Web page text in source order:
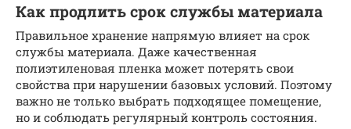
Как продлить срок службы материала
Правильное хранение напрямую влияет на срок
службы материала. Даже качественная
полиэтиленовая пленка может потерять свои
свойства при нарушении базовых условий. Поэтому
важно не только выбрать подходящее помещение,
но и соблюдать регулярный контроль состояния.